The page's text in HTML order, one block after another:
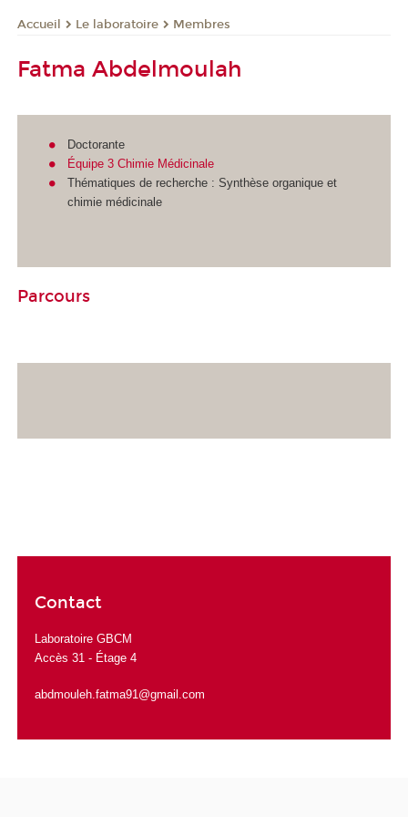
Accueil Le laboratoire Membres
Fatma Abdelmoulah
Doctorante
Équipe 3 Chimie Médicinale
Thématiques de recherche : Synthèse organique et
chimie médicinale
Parcours
Contact
Laboratoire GBCM
Accès 31 - Étage 4
abdmouleh.fatma91@gmail.com